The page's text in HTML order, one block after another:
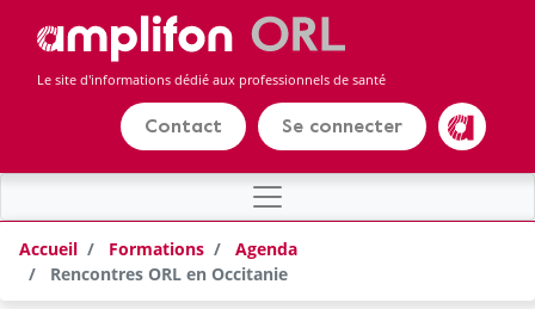
Panneau de gestion des cookies
contenu
Le site d'informations dédié aux professionnels de santé
Contact Se connecter Amplifon
Accueil Formations
Agenda
Rencontres ORL en Occitanie